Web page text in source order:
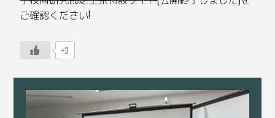
ご確認ください!
+3